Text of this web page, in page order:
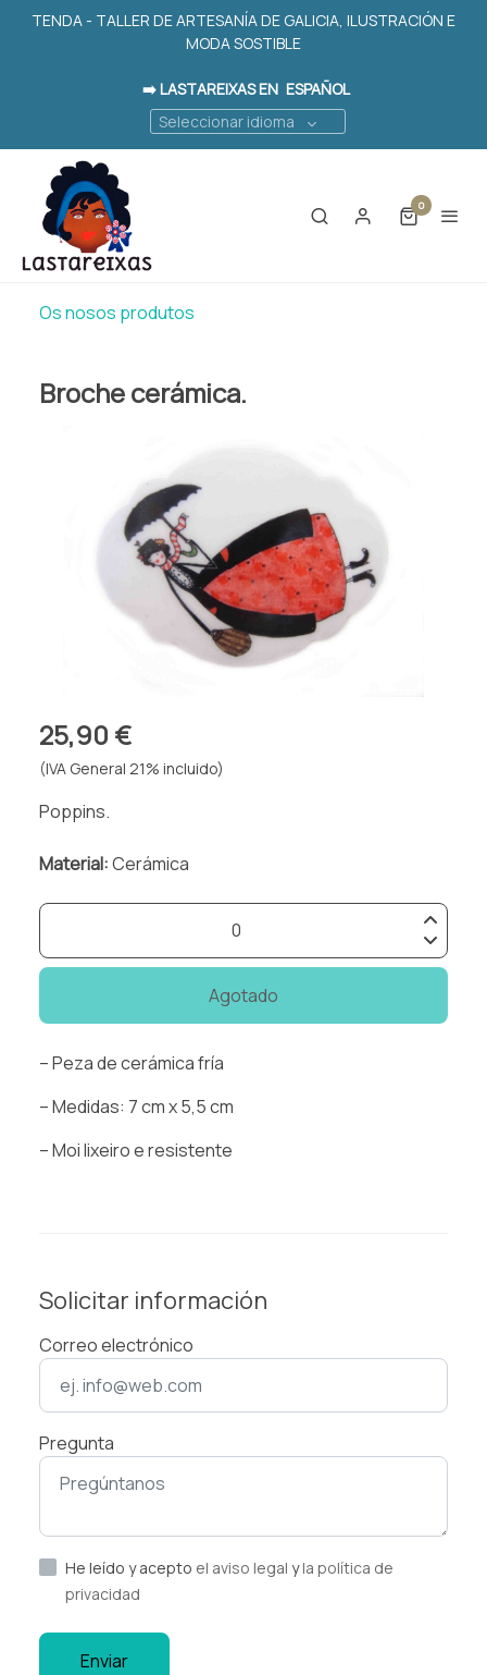
TENDA - TALLER DE ARTESANÍA DE GALICIA, ILUSTRACIÓN E
MODA SOSTIBLE
➡️ LASTAREIXAS EN ESPAÑOL
Seleccionar idioma
0
Os nosos produtos
Broche cerámica.
25,90 €
(IVA General 21% incluido)
Poppins.
Material:Cerámica
Agotado
– Peza de cerámica fría
– Medidas: 7 cm x 5,5 cm
– Moi lixeiro e resistente
Solicitar información
Correo electrónico
Pregunta
He leído y acepto el aviso legal yla política de
privacidad
Enviar